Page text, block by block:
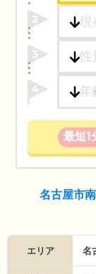
2
3
4
最短1
名古屋市
エリア 名